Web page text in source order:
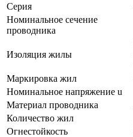
Серия
Номинальное сечение
проводника
Изоляция жилы
Маркировка жил
Номинальное напряжение u
Материал проводника
Количество жил
Огнестойкость